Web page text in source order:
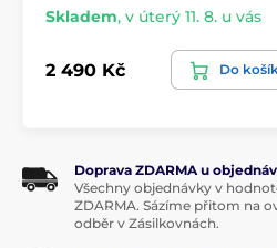
Skladem, v úterý 11. 8. u vás
2 490 Kč Do
Doprava ZDARMA u
Všechny objednávky v
ZDARMA. Sázíme přitom na
odběr v Zásilkovnách.